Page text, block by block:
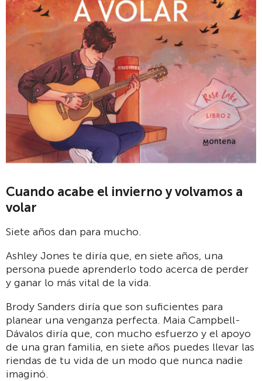
Cuando acabe el invierno y volvamos a
volar
Siete años dan para mucho.
Ashley Jones te diría que, en siete años, una
persona puede aprenderlo todo acerca de perder
y ganar lo más vital de la vida.
Brody Sanders diría que son suficientes para
planear una venganza perfecta. Maia Campbell-
Dávalos diría que, con mucho esfuerzo y el apoyo
de una gran familia, en siete años puedes llevar las
riendas de tu vida de un modo que nunca nadie
imaginó.